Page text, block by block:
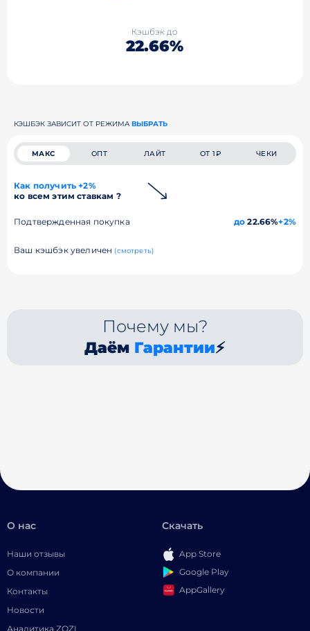
Кэшбэк до
22.66%
КЭШБЭК ЗАВИСИТ ОТ РЕЖИМА ВЫБРАТЬ
МАКС ОПТ ЛАЙТ ОТ 1₽ ЧЕКИ
Как получить +2%
ко всем этим ставкам ?
Подтвержденная покупка до 22.66%+2%
Ваш кэшбэк увеличен (смотреть)
Почему мы?
Даём Гарантии⚡
О нас
Наши отзывы
О компании
Контакты
Новости
Аналитика ZOZI
Скачать
App Store
Google Play
AppGallery